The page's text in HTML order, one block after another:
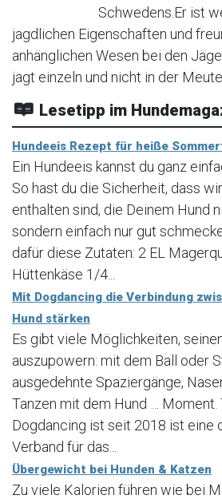
Schwedens.Er ist
jagdlichen Eigenschaften und
anhänglichen Wesen bei den
jagt einzeln und nicht in der Meute
Lesetipp im
Hundeeis Rezept für heiße
Ein Hundeeis kannst du ganz
So hast du die Sicherheit, dass
enthalten sind, die Deinem Hund
sondern einfach nur gut
dafür diese Zutaten: 2 EL
Hüttenkäse 1/4...
Mit Dogdancing die Verbindung
Hund stärken
Es gibt viele Möglichkeiten,
auszupowern: mit dem Ball oder
ausgedehnte Spaziergänge,
Tanzen mit dem Hund … Moment.
Dogdancing ist seit 2018 ist eine
Verband für das...
Übergewicht bei Hunden & Katzen
Zu viele Kalorien führen wie bei